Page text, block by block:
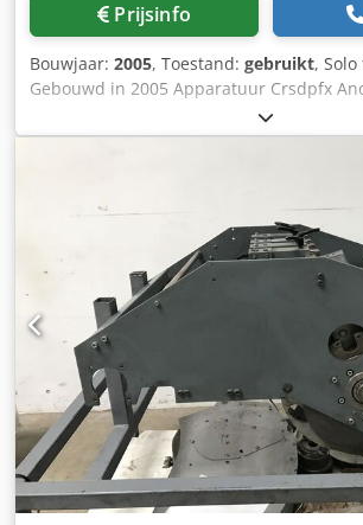
Prijsinfo
Bouwjaar: 2005, Toestand: gebruikt,
Gebouwd in 2005 Apparatuur Crsdpfx